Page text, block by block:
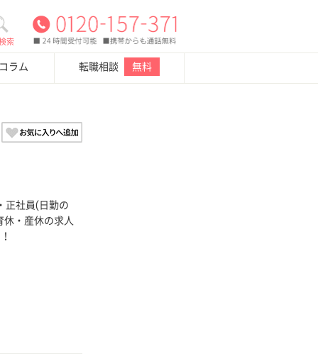
索
ラム 転職相談 無料
正社員(日勤の
休・産休の求人